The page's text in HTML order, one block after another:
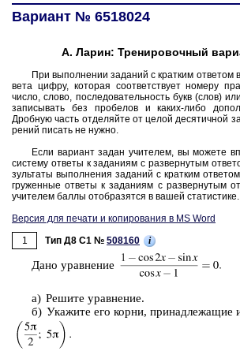
Вариант № 6518024
А. Ларин: Тренировочный
При вы­пол­не­нии за­да­ний с крат­ким
ве­та цифру, ко­то­рая со­от­вет­ству­ет но­ме­ру
число, слово, по­сле­до­ва­тель­ность букв (слов)
за­пи­сы­вать без про­бе­лов и каких-либо
Дроб­ную часть от­де­ляй­те от целой де­ся­тич­ной
ре­ний пи­сать не нужно.
Если ва­ри­ант задан учи­те­лем, вы мо­же­те
си­сте­му от­ве­ты к за­да­ни­ям с раз­вер­ну­тым
зуль­та­ты вы­пол­не­ния за­да­ний с крат­ким
гру­жен­ные от­ве­ты к за­да­ни­ям с раз­вер­ну­тым
учи­те­лем баллы отоб­ра­зят­ся в вашей ста­ти­сти­ке.
Версия для печати и копирования в MS Word
1
Тип Д8 C1 № 508160 i
Дано урав­не­ние
а) Ре­ши­те урав­не­ние.
б) Ука­жи­те его корни, при­над­ле­жа­щие